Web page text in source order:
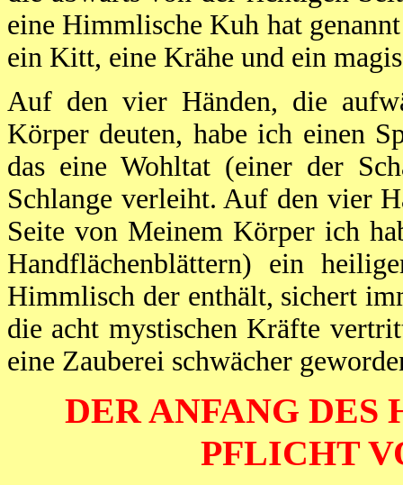
eine Himmlische Kuh hat
ein Kitt, eine Krähe und ein
Auf den vier Händen, die
Körper deuten, habe ich einen
das eine Wohltat (einer der
Schlange verleiht. Auf den vier
Seite von Meinem Körper ich
Handflächenblättern) ein
Himmlisch der enthält, sichert
die acht mystischen Kräfte
eine Zauberei schwächer
DER ANFANG DES
PFLICHT